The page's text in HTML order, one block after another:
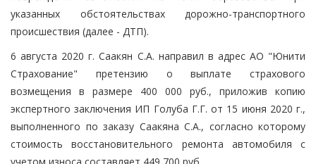
указанных обстоятельствах дорожно-транспортного
происшествия (далее - ДТП).
6 августа 2020 г. Саакян С.А. направил в адрес АО "Юнити
Страхование" претензию о выплате страхового
возмещения в размере 400 000 руб., приложив копию
экспертного заключения ИП Голуба Г.Г. от 15 июня 2020 г.,
выполненного по заказу Саакяна С.А., согласно которому
стоимость восстановительного ремонта автомобиля с